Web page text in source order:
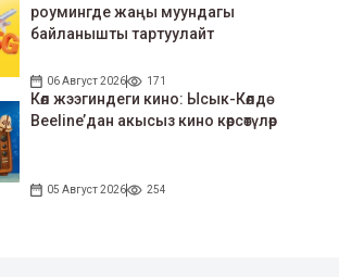
роумингде жаңы муундагы
байланышты тартуулайт
06 Август 2026 171
Көл жээгиндеги кино: Ысык-Көлдө
Beeline’дан акысыз кино көрсөтүлөр
05 Август 2026 254